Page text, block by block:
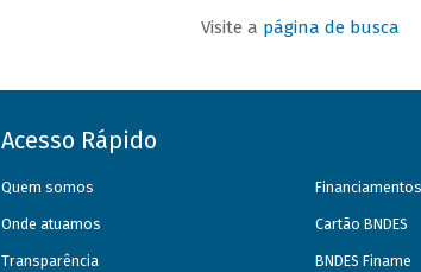
Visite a página de busca
Acesso Rápido
Quem somos
Onde atuamos
Transparência
Financiamentos
Cartão BNDES
BNDES Finame